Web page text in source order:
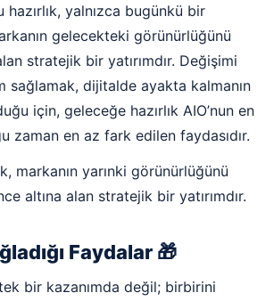
hazırlık, yalnızca bugünkü bir
gelecekteki görünürlüğünü
stratejik bir yatırımdır. Değişimi
sağlamak, dijitalde ayakta kalmanın
için, geleceğe hazırlık AIO’nun en
zaman en az fark edilen faydasıdır.
markanın yarınki görünürlüğünü
altına alan stratejik bir yatırımdır.
Faydalar 🎁
bir kazanımda değil; birbirini